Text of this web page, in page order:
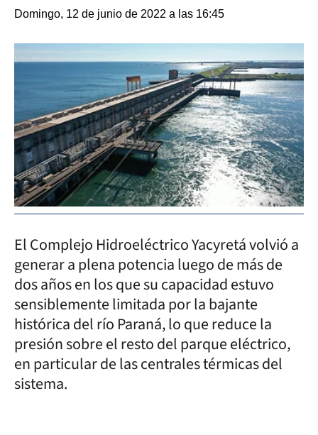
Domingo, 12 de junio de 2022 a las 16:45
El Complejo Hidroeléctrico Yacyretá volvió a
generar a plena potencia luego de más de
dos años en los que su capacidad estuvo
sensiblemente limitada por la bajante
histórica del río Paraná, lo que reduce la
presión sobre el resto del parque eléctrico,
en particular de las centrales térmicas del
sistema.